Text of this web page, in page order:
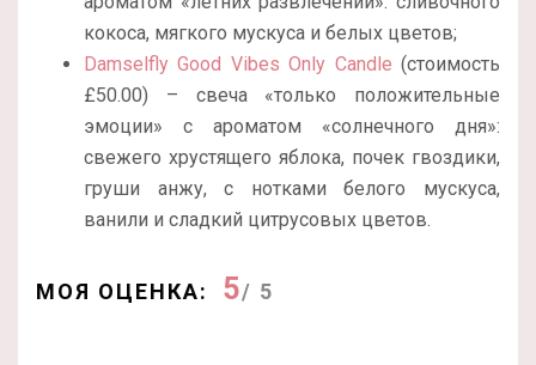
кокоса, мягкого мускуса и белых цветов;
Damselfly Good Vibes Only Candle (стоимость
£50.00) – свеча «только положительные
эмоции» с ароматом «солнечного дня»:
свежего хрустящего яблока, почек гвоздики,
груши анжу, с нотками белого мускуса,
ванили и сладкий цитрусовых цветов.
МОЯ ОЦЕНКА: 5/ 5